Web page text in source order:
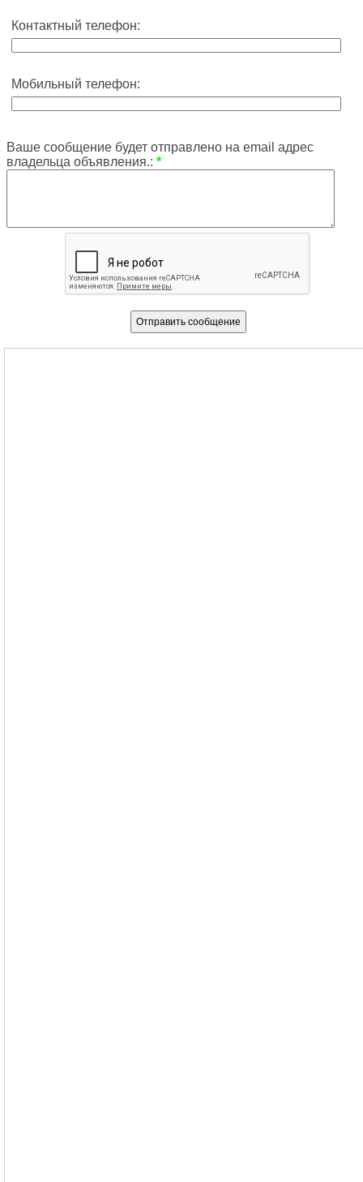
Контактный телефон:
Мобильный телефон:
Ваше сообщение будет отправлено на email адрес
владельца объявления.: *